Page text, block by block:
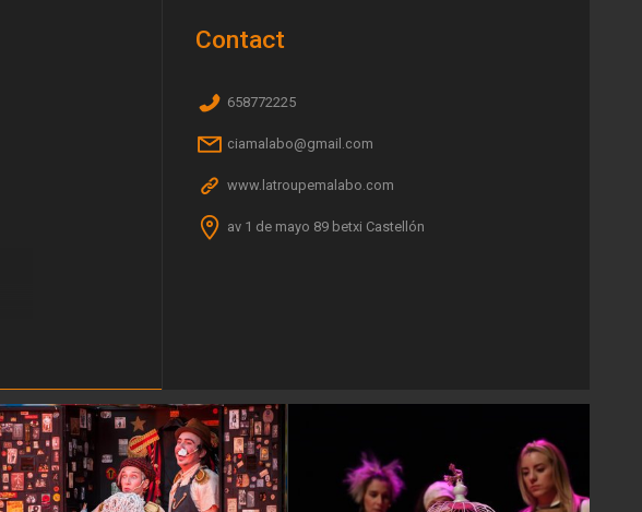
Contact
658772225
ciamalabo@gmail.com
www.latroupemalabo.com
av 1 de mayo 89 betxi Castellón